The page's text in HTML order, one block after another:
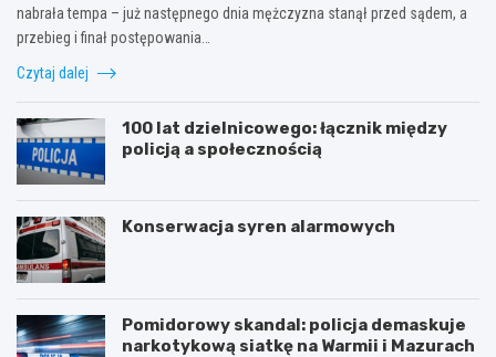
nabrała tempa – już następnego dnia mężczyzna stanął przed sądem, a
przebieg i finał postępowania…
Czytaj dalej
100 lat dzielnicowego: łącznik między
policją a społecznością
Konserwacja syren alarmowych
Pomidorowy skandal: policja demaskuje
narkotykową siatkę na Warmii i Mazurach